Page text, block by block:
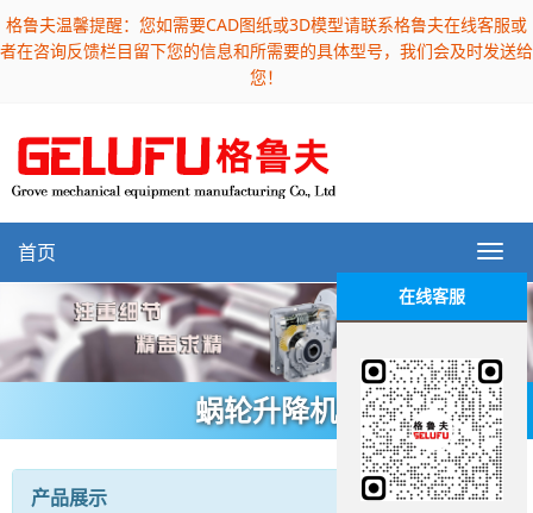
格鲁夫温馨提醒：您如需要CAD图纸或3D模型请联系格鲁夫在线客服或
者在咨询反馈栏目留下您的信息和所需要的具体型号，我们会及时发送给
您！
首页
蜗轮升降机
产品展示
在线客服